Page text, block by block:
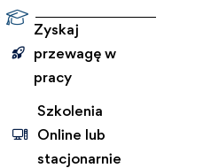
Zyskaj
przewagę w
pracy
Szkolenia
Online lub
stacjonarnie